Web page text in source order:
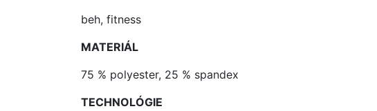
beh, fitness
MATERIÁL
75 % polyester, 25 % spandex
TECHNOLÓGIE